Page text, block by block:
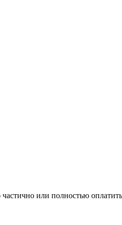
или полностью